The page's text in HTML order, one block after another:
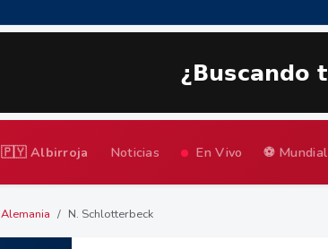
🇵🇾 Albirroja Noticias En Vivo ⚽ Mundial
Alemania N. Schlotterbeck